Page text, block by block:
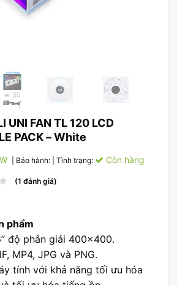
UNI FAN TL 120 LCD
PACK – White
| Bảo hành: | Tình trạng: Còn hàng
(1 đánh giá)
phẩm
độ phân giải 400×400.
MP4, JPG và PNG.
tính với khả năng tối ưu hóa